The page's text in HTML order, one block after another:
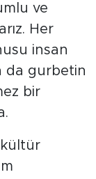
ve
Her
insan
da gurbetin
bir